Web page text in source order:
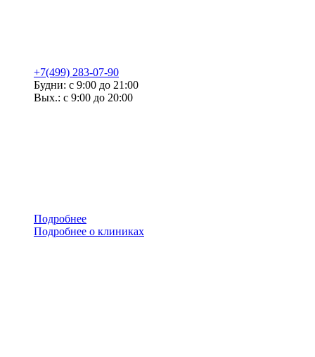
+7(499) 283-07-90
Будни: с 9:00 до 21:00
Вых.: с 9:00 до 20:00
Подробнее
Подробнее о клиниках